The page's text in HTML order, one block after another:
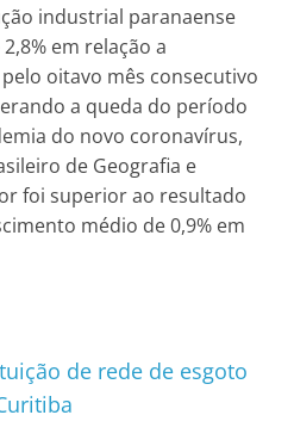
industrial paranaense
em relação a
oitavo mês consecutivo
a queda do período
do novo coronavírus,
de Geografia e
foi superior ao resultado
médio de 0,9% em
de rede de esgoto